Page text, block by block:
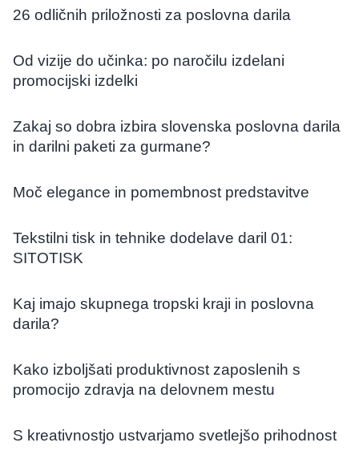
26 odličnih priložnosti za poslovna darila
Od vizije do učinka: po naročilu izdelani
promocijski izdelki
Zakaj so dobra izbira slovenska poslovna darila
in darilni paketi za gurmane?
Moč elegance in pomembnost predstavitve
Tekstilni tisk in tehnike dodelave daril 01:
SITOTISK
Kaj imajo skupnega tropski kraji in poslovna
darila?
Kako izboljšati produktivnost zaposlenih s
promocijo zdravja na delovnem mestu
S kreativnostjo ustvarjamo svetlejšo prihodnost